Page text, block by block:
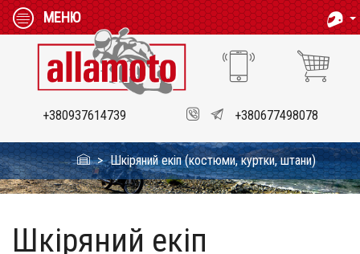
МЕНЮ
+380937614739 +380677498078
Шкіряний екіп (костюми, куртки, штани)
Шкіряний екіп